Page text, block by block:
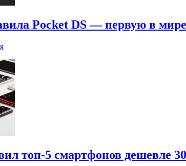
Pocket DS — первую в
топ-5 смартфонов дешевле